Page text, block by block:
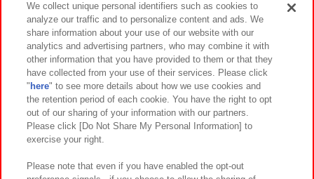
イベント・キャンペーン
関連会社 サステナビリティ サイトポリシー
プライバシーポリシー ウェブアクセシビリティ方針と検証結果
お取引先さまとともに
カスタマーハラスメント対応方針 よくあるご質問・お問い合わせ
We collect unique personal identifiers such as cookies to
analyze our traffic and to personalize content and ads. We
share information about your use of our website with our
analytics and advertising partners, who may combine it with
other information that you have provided to them or that they
have collected from your use of their services. Please click
" here" to see more details about how we use cookies and
the retention period of each cookie. You have the right to opt
out of our sharing of your information with our partners.
Please click [Do Not Share My Personal Information] to
exercise your right.
Please note that even if you have enabled the opt-out